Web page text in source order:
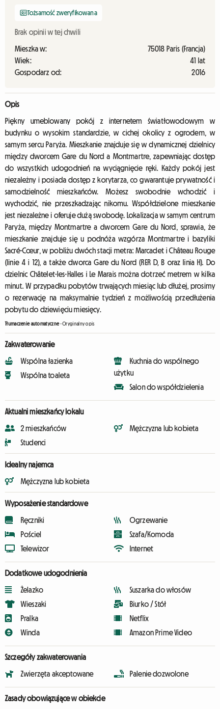
Tożsamość zweryfikowana
Brak opinii w tej chwili
Mieszka w:
75018 Paris (Francja)
Wiek:
41 lat
Gospodarz od:
2016
Opis
Piękny umeblowany pokój z internetem światłowodowym w
budynku o wysokim standardzie, w cichej okolicy z ogrodem, w
samym sercu Paryża. Mieszkanie znajduje się w dynamicznej dzielnicy
między dworcem Gare du Nord a Montmartre, zapewniając dostęp
do wszystkich udogodnień na wyciągnięcie ręki. Każdy pokój jest
niezależny i posiada dostęp z korytarza, co gwarantuje prywatność i
samodzielność mieszkańców. Możesz swobodnie wchodzić i
wychodzić, nie przeszkadzając nikomu. Współdzielone mieszkanie
jest niezależne i oferuje dużą swobodę. Lokalizacja w samym centrum
Paryża, między Montmartre a dworcem Gare du Nord, sprawia, że
mieszkanie znajduje się u podnóża wzgórza Montmartre i bazyliki
Sacré-Cœur, w pobliżu dwóch stacji metra: Marcadet i Château Rouge
(linie 4 i 12), a także dworca Gare du Nord (RER D, B oraz linia H). Do
dzielnic Châtelet-les-Halles i Le Marais można dotrzeć metrem w kilka
minut. W przypadku pobytów trwających miesiąc lub dłużej, prosimy
o rezerwację na maksymalnie tydzień z możliwością przedłużenia
pobytu do dziewięciu miesięcy.
Tłumaczenie automatyczne-Oryginalny opis
Zakwaterowanie
Wspólna łazienka
Wspólna toaleta
Kuchnia do wspólnego
użytku
Salon do współdzielenia
Aktualni mieszkańcy lokalu
2 mieszkańców
Studenci
Mężczyzna lub kobieta
Idealny najemca
Mężczyzna lub kobieta
Wyposażenie standardowe
Ręczniki
Pościel
Telewizor
Ogrzewanie
Szafa/Komoda
Internet
Dodatkowe udogodnienia
Żelazko
Wieszaki
Pralka
Winda
Suszarka do włosów
Biurko / Stół
Netflix
Amazon Prime Video
Szczegóły zakwaterowania
Zwierzęta akceptowane Palenie dozwolone
Zasady obowiązujące w obiekcie